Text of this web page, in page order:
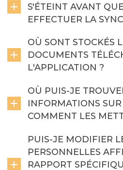
S'ÉTEINT AVANT
EFFECTUER LA
OÙ SONT STOCKÉS
DOCUMENTS
L'APPLICATION ?
OÙ PUIS-JE
INFORMATIONS
COMMENT LES
PUIS-JE MODIFIER
PERSONNELLES
RAPPORT